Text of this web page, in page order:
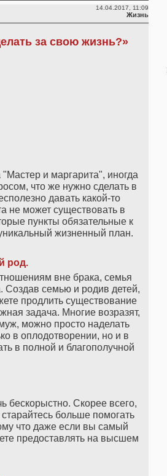
14.04.2017, 11:09
Жизнь
за свою жизнь?»
и маргарита", иногда
что же нужно сделать в
давать какой-то
не может существовать в
пункты обязательные к
жизненный план.
род.
вне брака, семья
Создав семью и родив детей,
продлить существование
задача. Многие возразят,
можно просто наделать
в оплодотворении, но и в
в полной и благополучной
бескорыстно. Скорее всего,
больше помогать
что даже если вы самый
предоставлять на высшем